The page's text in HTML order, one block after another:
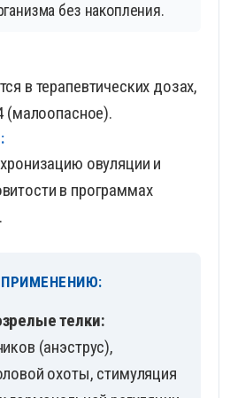
без накопления.
в терапевтических дозах,
(малоопасное).
овуляции и
в программах
телки:
(анэструс),
охоты, стимуляция